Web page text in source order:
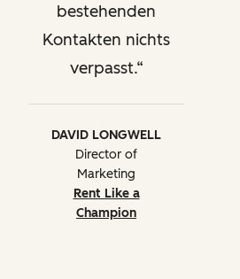
bestehenden
Kontakten nichts
verpasst.
DAVID LONGWELL
Director of
Marketing
Rent Like a
Champion